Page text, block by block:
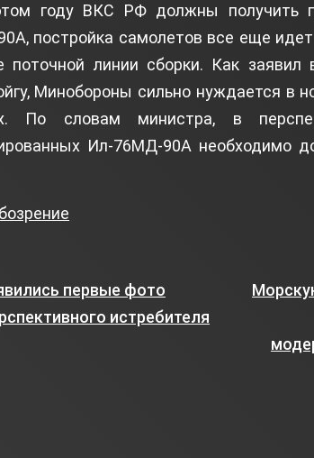
году ВКС РФ должны получить
постройка самолетов все еще
поточной линии сборки. Как
Минобороны сильно нуждается в
По словам министра, в
Ил-76МД-90А необходимо
первые фото
истребителя